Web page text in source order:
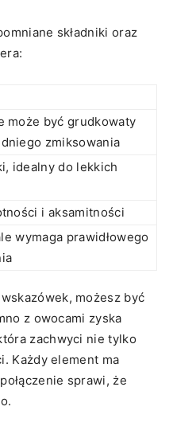
składniki oraz
może być grudkowaty⁢
zmiksowania
idealny do lekkich
i⁤ aksamitności
wymaga prawidłowego
możesz być
z owocami zyska
zachwyci nie tylko
Każdy element ma
sprawi, że